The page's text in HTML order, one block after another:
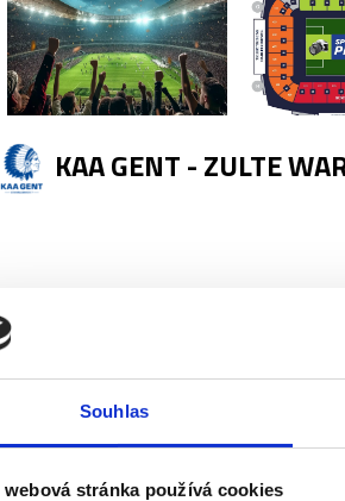
Souhlas
webová stránka používá cookies
KAA GENT - ZULTE
↓
obsahuje: